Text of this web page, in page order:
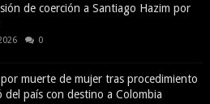
de coerción a Santiago Hazim por
0
muerte de mujer tras procedimiento
del país con destino a Colombia